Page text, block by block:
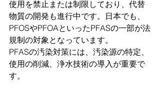
使用を禁止または制限しており、代替
物質の開発も進行中です。日本でも、
PFOSやPFOAといったPFASの一部が法
規制の対象となっています。
PFASの汚染対策には、汚染源の特定、
使用の削減、浄水技術の導入が重要で
す。